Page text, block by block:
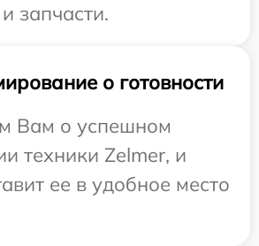
запчасти.
о готовности
Вам о успешном
техники Zelmer, и
ее в удобное место